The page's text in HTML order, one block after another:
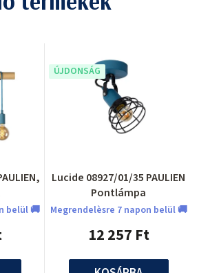
belül 🚚
ÚJDONSÁG
Lucide 08927/01/35 PAULIEN
Pontlámpa
Megrendelèsre 7 napon belül 🚚
12 257 Ft